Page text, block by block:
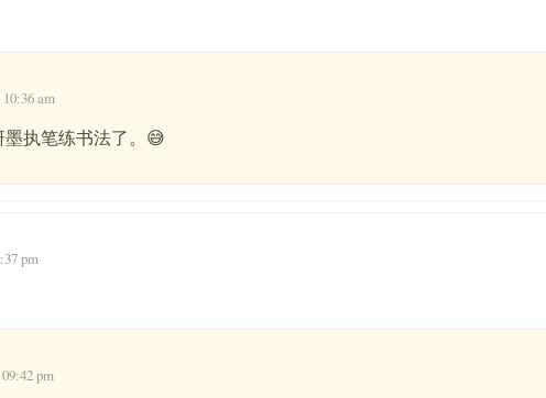
am
执笔练书法了。😅
pm
pm